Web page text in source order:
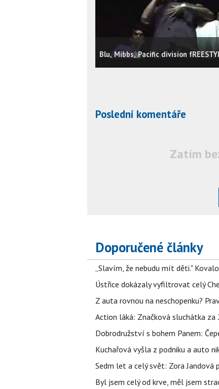
Blu, Mibbs, Pacific division
Poslední komentáře
Zatím
Doporučené články
„Slavím, že nebudu mít děti."
Ústřice dokázaly vyfiltrovat celý
Z auta rovnou na neschopenku?
Action láká: Značková sluchátka
Dobrodružství s bohem Panem:
Kuchařová vyšla z podniku a auto
Sedm let a celý svět: Zora Jandová
Byl jsem celý od krve, měl jsem